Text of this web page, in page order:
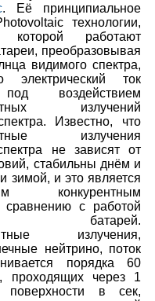
. Её принципиальное
технологии,
работают
преобразовывая
видимого спектра,
ток
воздействием
излучений
Известно, что
излучения
не зависят от
стабильны днём и
зимой, и это является
конкурентным
с работой
батарей.
излучения,
нейтрино, поток
порядка 60
проходящих через 1
в сек,